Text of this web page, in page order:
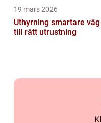
19 mars 2026
Uthyrning smartare väg
till rätt utrustning